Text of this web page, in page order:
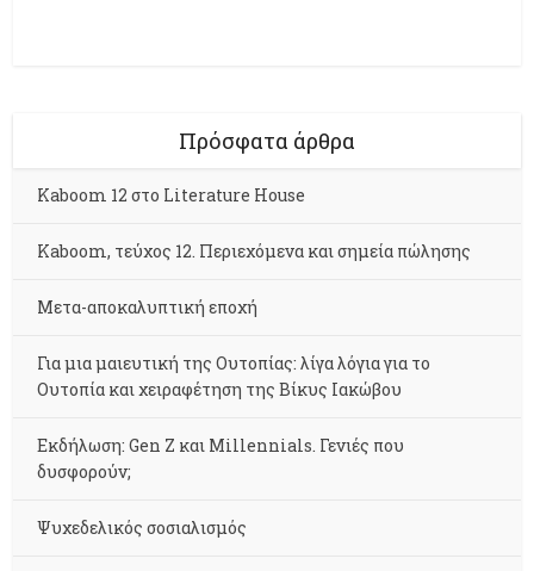
Πρόσφατα άρθρα
Kaboom 12 στο Literature House
Kaboom, τεύχος 12. Περιεχόμενα και σημεία πώλησης
Μετα-αποκαλυπτική εποχή
Για μια μαιευτική της Ουτοπίας: λίγα λόγια για το
Ουτοπία και χειραφέτηση της Βίκυς Ιακώβου
Εκδήλωση: Gen Z και Millennials. Γενιές που
δυσφορούν;
Ψυχεδελικός σοσιαλισμός